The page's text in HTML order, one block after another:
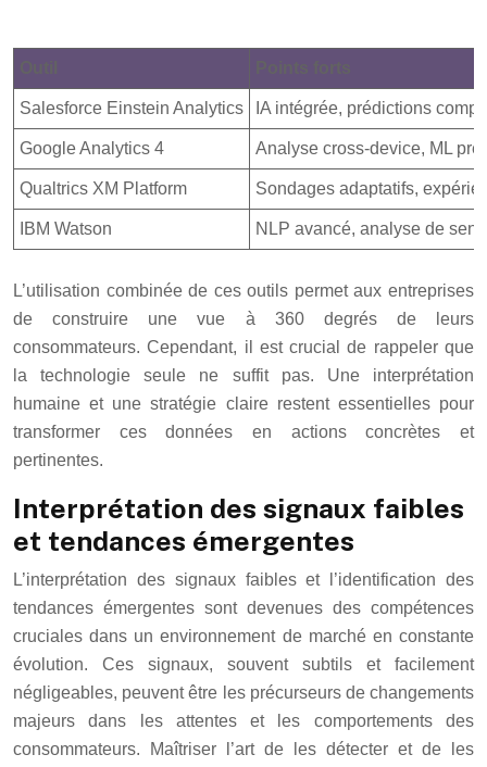
Salesforce Einstein Analytics IA intégrée, prédictions
Google Analytics 4 Analyse cross-device, ML
Qualtrics XM Platform Sondages adaptatifs,
IBM Watson NLP avancé, analyse de
L’utilisation combinée de ces outils permet aux entreprises
de construire une vue à 360 degrés de leurs
consommateurs. Cependant, il est crucial de rappeler que
la technologie seule ne suffit pas. Une interprétation
humaine et une stratégie claire restent essentielles pour
transformer ces données en actions concrètes et
pertinentes.
Interprétation des signaux faibles
et tendances émergentes
L’interprétation des signaux faibles et l’identification des
tendances émergentes sont devenues des compétences
cruciales dans un environnement de marché en constante
évolution. Ces signaux, souvent subtils et facilement
négligeables, peuvent être les précurseurs de changements
majeurs dans les attentes et les comportements des
consommateurs. Maîtriser l’art de les détecter et de les